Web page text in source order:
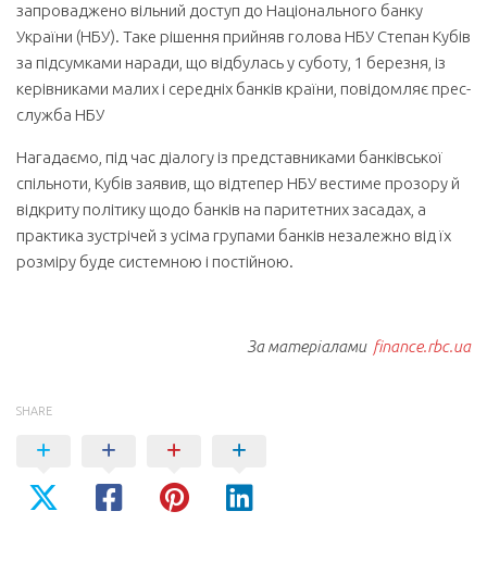
запроваджено вільний доступ до Національного банку
України (НБУ). Таке рішення прийняв голова НБУ Степан Кубів
за підсумками наради, що відбулась у суботу, 1 березня, із
керівниками малих і середніх банків країни, повідомляє прес-
служба НБУ
Нагадаємо, під час діалогу із представниками банківської
спільноти, Кубів заявив, що відтепер НБУ вестиме прозору й
відкриту політику щодо банків на паритетних засадах, а
практика зустрічей з усіма групами банків незалежно від їх
розміру буде системною і постійною.
За матеріалами finance.rbc.ua
SHARE